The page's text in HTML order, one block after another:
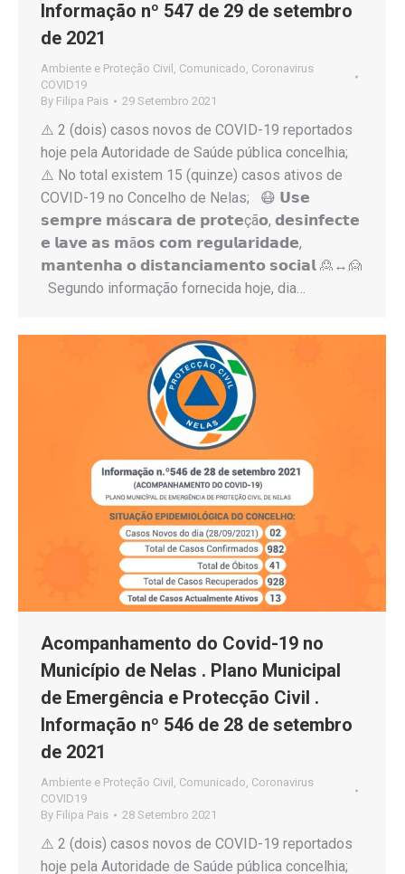
Informação nº 547 de 29 de setembro
de 2021
Ambiente e Proteção Civil Comunicado Coronavirus
COVID19
By Filipa Pais 29 Setembro 2021
⚠️ 2 (dois) casos novos de COVID-19 reportados
hoje pela Autoridade de Saúde pública concelhia;
⚠️ No total existem 15 (quinze) casos ativos de
COVID-19 no Concelho de Nelas; 😷 𝗨𝘀𝗲
𝘀𝗲𝗺𝗽𝗿𝗲 𝗺á𝘀𝗰𝗮𝗿𝗮 𝗱𝗲 𝗽𝗿𝗼𝘁𝗲çã𝗼, 𝗱𝗲𝘀𝗶𝗻𝗳𝗲𝗰𝘁𝗲
𝗲 𝗹𝗮𝘃𝗲 𝗮𝘀 𝗺ã𝗼𝘀 𝗰𝗼𝗺 𝗿𝗲𝗴𝘂𝗹𝗮𝗿𝗶𝗱𝗮𝗱𝗲,
𝗺𝗮𝗻𝘁𝗲𝗻𝗵𝗮 𝗼 𝗱𝗶𝘀𝘁𝗮𝗻𝗰𝗶𝗮𝗺𝗲𝗻𝘁𝗼 𝘀𝗼𝗰𝗶𝗮𝗹 🙎↔️🙍
Segundo informação fornecida hoje, dia…
Acompanhamento do Covid-19 no
Município de Nelas . Plano Municipal
de Emergência e Protecção Civil .
Informação nº 546 de 28 de setembro
de 2021
Ambiente e Proteção Civil Comunicado Coronavirus
COVID19
By Filipa Pais 28 Setembro 2021
⚠️ 2 (dois) casos novos de COVID-19 reportados
hoje pela Autoridade de Saúde pública concelhia;